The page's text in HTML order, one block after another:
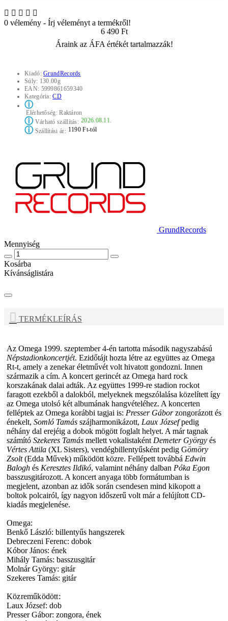
0 vélemény - Írj véleményt a termékről!
6 490 Ft
Áraink az ÁFA értékét tartalmazzák!
Kiadó:GrundRecords
Súly: 130.00g
EAN: 5999861659340
Kategória:CD
ⓘ
Elérhetőség:Raktáron
ⓘVárható szállítás: 2026.08.11.
ⓘSzállítási ár: 1190 Ft-tól
GrundRecords
Mennyiség
Kosárba
Kívánságlistára
TERMÉKLEÍRÁS
Az Omega 1999. szeptember 4-én tartotta második nagyszabású
Népstadionkoncertjét. Ezidőtájt hozta létre az együttes az Omega
Rt-t, amely a zenekar életművét volt hivatott gondozni. Innen
származik a cím. A koncert gerincét az Omega hard rock
korszakának dalai adták. Az együttes 1999-re stadion rockot
faragott ezekből a dalokból, melyeknek megszólalása közelített így
az Omega utolsó két albumának hangvételéhez. A koncerten
felléptek az Omega korábbi tagjai is: Presser Gáborzongorázott és
énekelt, Somló Tamás szájharmonikázott, Laux Józsefpedig
néhány dal erejéig a dobok mögött foglalt helyet. A már tagnak
számító Szekeres Tamás mellett vokalistaként Demeter György és
Vértes Attila (XL Sisters), vendégbillentyűsként pedig Gömöry
Zsolt(Edda Művek) működött közre. Fellépett továbbá Edwin
Balogh és Keresztes Ildikó, valamint néhány dalban Póka Egon
basszusgitározott. A koncert anyaga több formátumban is
megjelent, azonban az idők során csendesen mind kikopott a
boltok polcairól, így nagyon időszerű volt már a felújított CD-
kiadás megjelenése.
Omega:
Benkő László: billentyűs hangszerek
Debreczeni Ferenc: dobok
Kóbor János: ének
Mihály Tamás: basszusgitár
Molnár György: gitár
Szekeres Tamás: gitár
Közreműködött:
Laux József: dob
Presser Gábor: zongora, ének